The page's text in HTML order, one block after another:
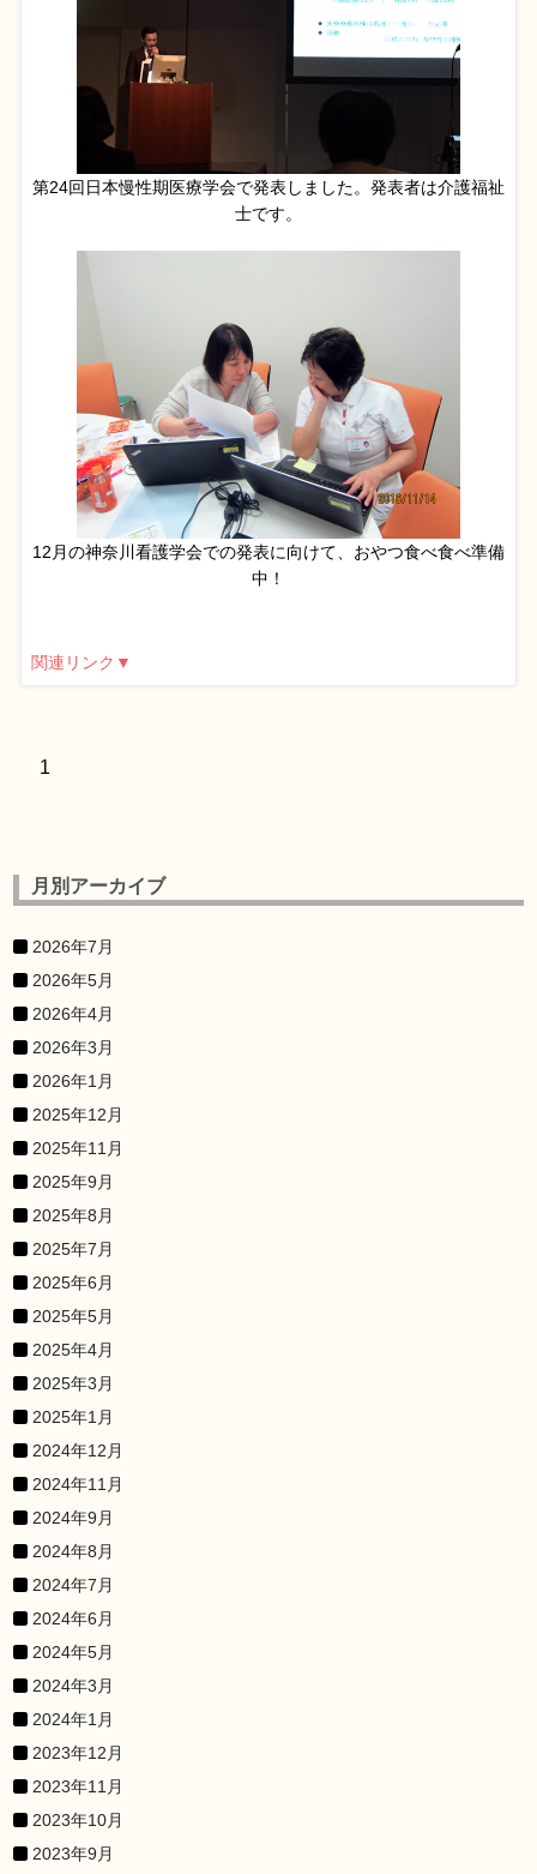
第24回日本慢性期医療学会で発表しました。発表者は介護福祉
士です。
12月の神奈川看護学会での発表に向けて、おやつ食べ食べ準備
中！
関連リンク▼
1
月別アーカイブ
2026年7月
2026年5月
2026年4月
2026年3月
2026年1月
2025年12月
2025年11月
2025年9月
2025年8月
2025年7月
2025年6月
2025年5月
2025年4月
2025年3月
2025年1月
2024年12月
2024年11月
2024年9月
2024年8月
2024年7月
2024年6月
2024年5月
2024年3月
2024年1月
2023年12月
2023年11月
2023年10月
2023年9月